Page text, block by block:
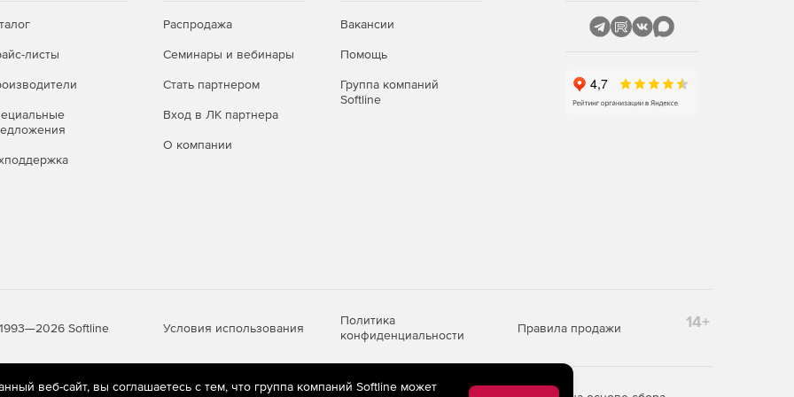
листы
Распродажа
Семинары и вебинары
Стать партнером
Вход в ЛК партнера
О компании
Вакансии
Помощь
Группа компаний
Softline
Softline Условия использования
Политика
конфиденциальности
Правила продажи 14+
веб-сайт, вы соглашаетесь с тем, что группа компаний Softline может